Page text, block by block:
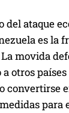
del ataque
es la
movida
otros
convertirse